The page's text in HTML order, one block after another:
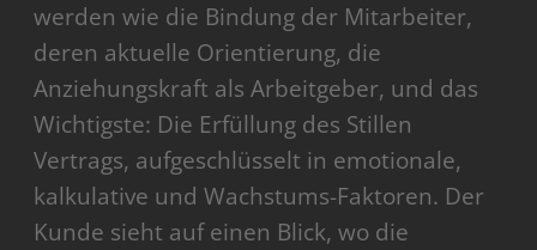
werden wie die Bindung der Mitarbeiter,
deren aktuelle Orientierung, die
Anziehungskraft als Arbeitgeber, und das
Wichtigste: Die Erfüllung des Stillen
Vertrags, aufgeschlüsselt in emotionale,
kalkulative und Wachstums-Faktoren. Der
Kunde sieht auf einen Blick, wo die